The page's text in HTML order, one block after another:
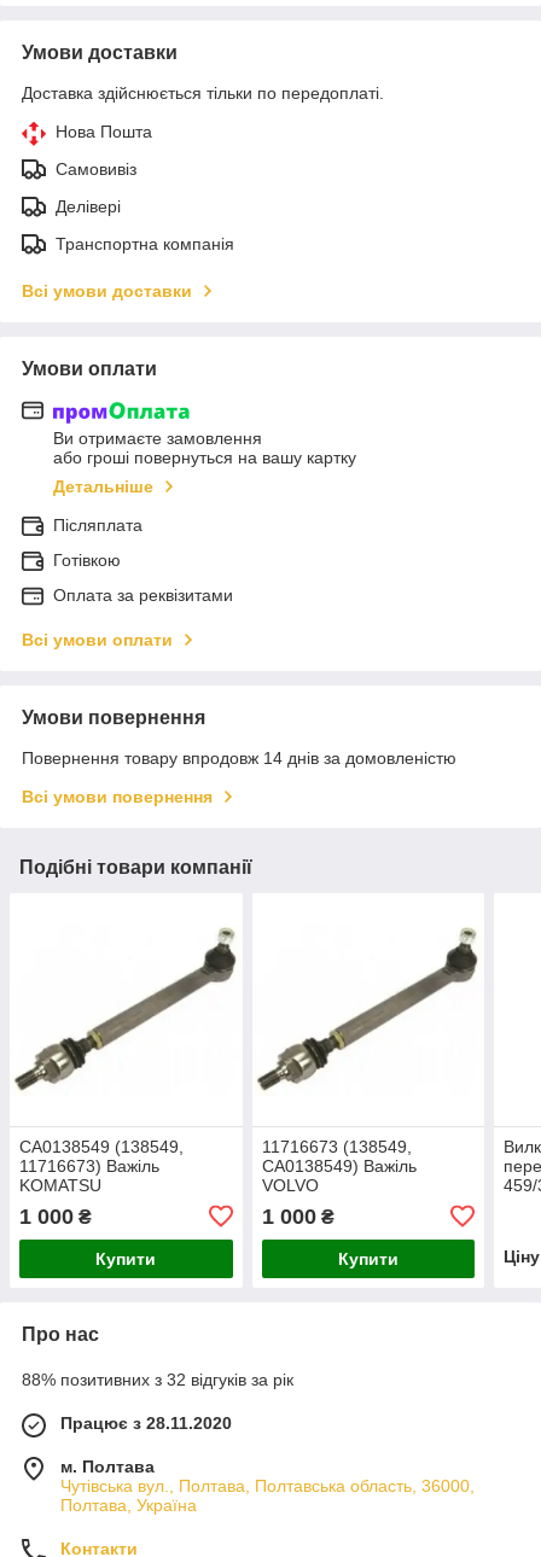
Умови доставки
Доставка здійснюється тільки по передоплаті.
Нова Пошта
Самовивіз
Делівері
Транспортна компанія
Всі умови доставки
Умови оплати
Ви отримаєте замовлення
або гроші повернуться на вашу картку
Детальніше
Післяплата
Готівкою
Оплата за реквізитами
Всі умови оплати
Умови повернення
Повернення товару впродовж 14 днів за домовленістю
Всі умови повернення
Подібні товари компанії
CA0138549 (138549,
11716673) Важіль
KOMATSU
1 000 ₴
Купити
11716673 (138549,
CA0138549) Важіль
VOLVO
1 000₴
Купити
459/
Про нас
88% позитивних з 32 відгуків за рік
Працює з 28.11.2020
м. Полтава
Чутівська вул., Полтава, Полтавська область, 36000,
Полтава, Україна
Контакти